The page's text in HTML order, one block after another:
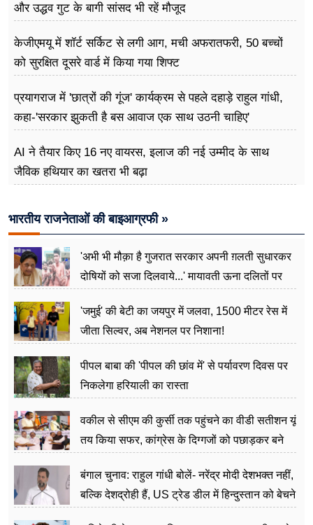
और उद्धव गुट के बागी सांसद भी रहें मौजूद
केजीएमयू में शॉर्ट सर्किट से लगी आग, मची अफरातफरी, 50 बच्चों
को सुरक्षित दूसरे वार्ड में किया गया शिफ्ट
प्रयागराज में 'छात्रों की गूंज' कार्यक्रम से पहले दहाड़े राहुल गांधी,
कहा-'सरकार झुकती है बस आवाज एक साथ उठनी चाहिए'
AI ने तैयार किए 16 नए वायरस, इलाज की नई उम्मीद के साथ
जैविक हथियार का खतरा भी बढ़ा
भारतीय राजनेताओं की बाइआग्रफी »
'अभी भी मौक़ा है गुजरात सरकार अपनी ग़लती सुधारकर
दोषियों को सजा दिलवाये...' मायावती ऊना दलितों पर
'जमुई' की बेटी का जयपुर में जलवा, 1500 मीटर रेस में
जीता सिल्वर, अब नेशनल पर निशाना!
पीपल बाबा की 'पीपल की छांव में' से पर्यावरण दिवस पर
निकलेगा हरियाली का रास्ता
वकील से सीएम की कुर्सी तक पहुंचने का वीडी सतीशन यूं
तय किया सफर, कांग्रेस के दिग्गजों को पछाड़कर बने
बंगाल चुनाव: राहुल गांधी बोलें- नरेंद्र मोदी देशभक्त नहीं,
बल्कि देशद्रोही हैं, US ट्रेड डील में हिन्दुस्तान को बेचने